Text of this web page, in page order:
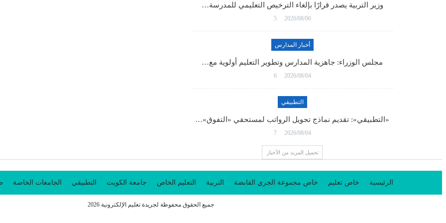
وزير التربية يصدر قرارًا بإلغاء الترخيص التعليمي للمدرسة…
2026/08/06
5
أخبار المدارس
مجلس الوزراء: جاهزية المدارس وتطوير التعليم أولوية مع…
2026/08/04
6
التطبيقي
«التطبيقي»: تقديم نماذج تحويل الرواتب لمستحقي «التفوق»…
2026/08/04
7
تحميل المزيد من الأخبار
الرئيسية خاص تعليم خاص مجموعة الجري القابضة التربية التعليم الخاص جامعة الكويت التطبيقي الجامعات الخاصة
جميع الحقوق محفوظة لجريدة تعليم الإلكترونية 2026